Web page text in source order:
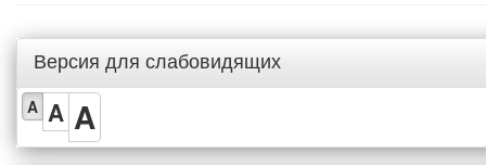
Версия для слабовидящих
A A A